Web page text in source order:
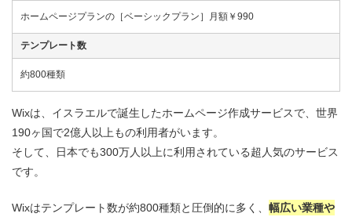
ホームページプランの［ベーシックプラン］月額￥990
テンプレート数
約800種類
Wixは、イスラエルで誕生したホームページ作成サービスで、世界
190ヶ国で2億人以上もの利用者がいます。
そして、日本でも300万人以上に利用されている超人気のサービス
です。
Wixはテンプレート数が約800種類と圧倒的に多く、 幅広い業種や